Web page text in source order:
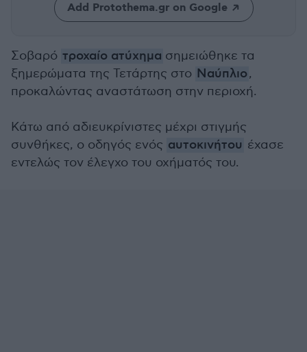
Add Protothema.gr on Google
Σοβαρό τροχαίο ατύχημα σημειώθηκε τα
ξημερώματα της Τετάρτης στο Ναύπλιο,
προκαλώντας αναστάτωση στην περιοχή.
Κάτω από αδιευκρίνιστες μέχρι στιγμής
συνθήκες, ο οδηγός ενός αυτοκινήτου έχασε
εντελώς τον έλεγχο του οχήματός του.